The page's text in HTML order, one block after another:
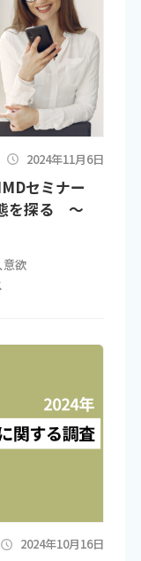
2024年11月6日
セミナー
を探る ～
意欲
2024年10月16日